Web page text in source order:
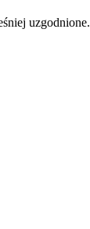
uzgodnione.